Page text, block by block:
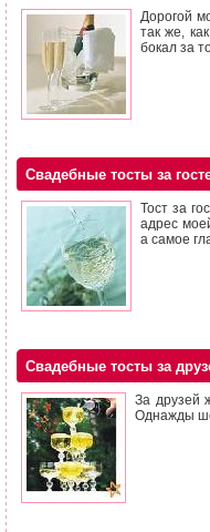
Дорогой
так же,
бокал за
Свадебные тосты за
Тост за
адрес
а самое
Свадебные тосты за
За друзей
Однажды